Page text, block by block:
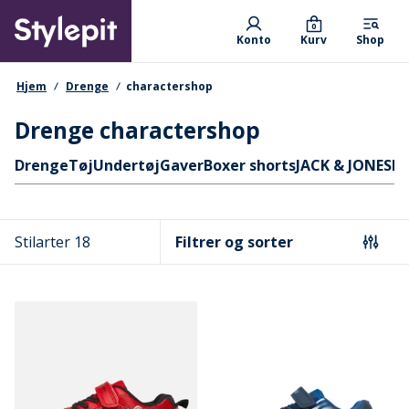
main
content
Primary departments
Konto Kurv
0
Shop
navigationssti
Hjem Drenge charactershop
Drenge charactershop
Hurtige links
DrengeTøjUndertøjGaverBoxer shortsJACK & JONES
Stilarter 18 Filtrer og sorter